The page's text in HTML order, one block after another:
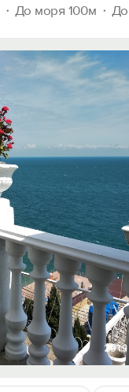
До моря 100м